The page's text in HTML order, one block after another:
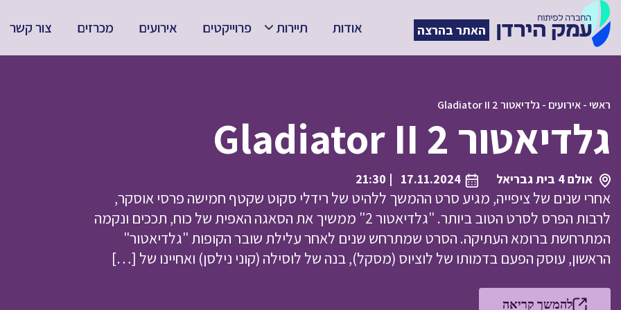
האתר בהרצה אודות תיירות פרוייקטים אירועים מכרזים צור קשר
ראשי-אירועים -גלדיאטור 2 Gladiator II
גלדיאטור 2 Gladiator II
אולם 4 בית גבריאל 17.11.2024
| 21:30
אחרי שנים של ציפייה, מגיע סרט ההמשך ללהיט של רידלי סקוט שקטף חמישה פרסי אוסקר,
לרבות הפרס לסרט הטוב ביותר. "גלדיאטור 2" ממשיך את הסאגה האפית של כוח, תככים ונקמה
המתרחשת ברומא העתיקה. הסרט שמתרחש שנים לאחר עלילת שובר הקופות "גלדיאטור"
הראשון, עוסק הפעם בדמותו של לוציוס (מסקל), בנה של לוסילה (קוני נילסן) ואחיינו של […]
להמשך קריאה